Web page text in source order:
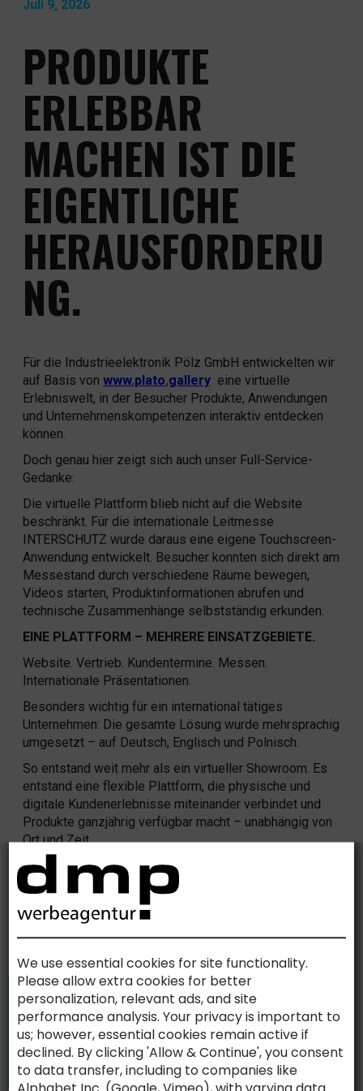
KONTAKT
NEWS & WISSEN
Juli 9, 2026
PRODUKTE
ERLEBBAR
MACHEN IST DIE
EIGENTLICHE
HERAUSFORDERU
NG.
Für die Industrieelektronik Pölz GmbH entwickelten wir
auf Basis von www.plato.gallery eine virtuelle
Erlebniswelt, in der Besucher Produkte, Anwendungen
und Unternehmenskompetenzen interaktiv entdecken
können.
Doch genau hier zeigt sich auch unser Full-Service-
Gedanke:
Die virtuelle Plattform blieb nicht auf die Website
beschränkt. Für die internationale Leitmesse
INTERSCHUTZ wurde daraus eine eigene Touchscreen-
Anwendung entwickelt. Besucher konnten sich direkt am
Messestand durch verschiedene Räume bewegen,
Videos starten, Produktinformationen abrufen und
technische Zusammenhänge selbstständig erkunden.
EINE PLATTFORM – MEHRERE EINSATZGEBIETE.
Website. Vertrieb. Kundentermine. Messen.
Internationale Präsentationen.
Besonders wichtig für ein international tätiges
Unternehmen: Die gesamte Lösung wurde mehrsprachig
umgesetzt – auf Deutsch, Englisch und Polnisch.
So entstand weit mehr als ein virtueller Showroom. Es
entstand eine flexible Plattform, die physische und
digitale Kundenerlebnisse miteinander verbindet und
Produkte ganzjährig verfügbar macht – unabhängig von
Ort und Zeit.
Ein spannendes Beispiel dafür, wie digitale
Kommunikation heute weit über klassische Websites
und Broschüren hinausgeht.
Der vollständige Leitfaden 2026
SIND SIE BEREIT, IHRE
KOMMUNIKATION AUF DIE NÄCHSTE
STUFE ZU HEBEN?
Lassen Sie uns gemeinsam etwas schaffen
KONTAKT
We use essential cookies for site functionality.
Please allow extra cookies for better
personalization, relevant ads, and site
performance analysis. Your privacy is important to
us; however, essential cookies remain active if
declined. By clicking 'Allow & Continue', you consent
to data transfer, including to companies like